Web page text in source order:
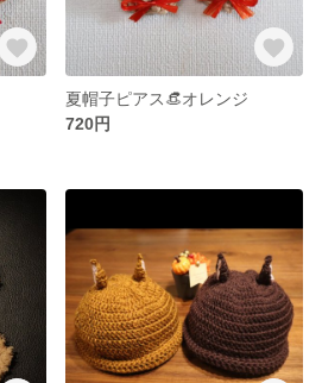
夏帽子ピアス👒オレンジ
720円